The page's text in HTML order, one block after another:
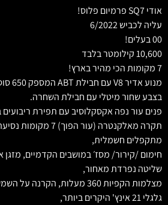
אודי SQ7 פרמיום פלוס!
עליה לכביש 6/2022
00 בעלים!
10,600 קילומטר בלבד
7 מקומות הכי מהיר בארץ!
מנוע אדיר V8 עם חבילת ABT המספק 650 סוס
בצבע שחור מיטלי עם חבילת השחרה.
פנים עור נפה אקסקלוסיב עם תפירת
תקרה מאלקנטרה (עור
מתקפלים חשמלית,
שליטה נפרדת מאחור,
מצלמות הקפיות 360 מעלות, הקרנה על השמשה HUD,
גלגלי 21 אינץ' היקרים ביותר,